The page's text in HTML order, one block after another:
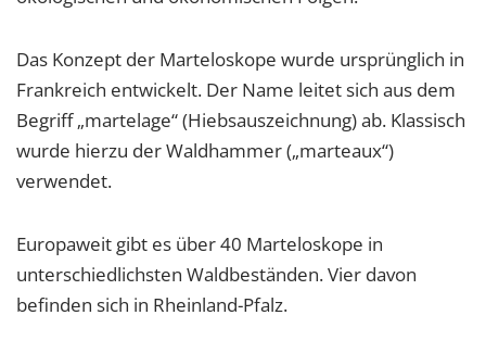
Das Konzept der Marteloskope wurde ursprünglich in
Frankreich entwickelt. Der Name leitet sich aus dem
Begriff „martelage“ (Hiebsauszeichnung) ab. Klassisch
wurde hierzu der Waldhammer („marteaux“)
verwendet.
Europaweit gibt es über 40 Marteloskope in
unterschiedlichsten Waldbeständen. Vier davon
befinden sich in Rheinland-Pfalz.